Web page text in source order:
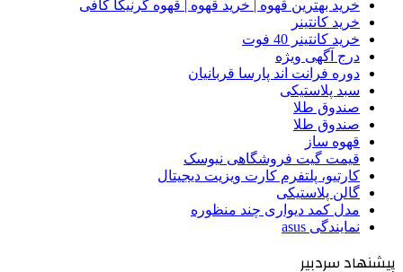
خرید بهترین قهوه | خرید قهوه | قهوه گرنیکا کافی
خرید کانتینر
خرید کانتینر 40 فوت
درج آگهی ویژه
دوره فرانت اند پارسا قربانیان
سبد پلاستیکی
صندوق طلا
صندوق طلا
قهوه ساز
قیمت گیت فروشگاهی نیوسک
کارتیو، پلتفرم کارت ویزیت دیجیتال
گالن پلاستیکی
مدل کمد دیواری چند منظوره
نمایندگی asus
پیشنهاد سردبیر